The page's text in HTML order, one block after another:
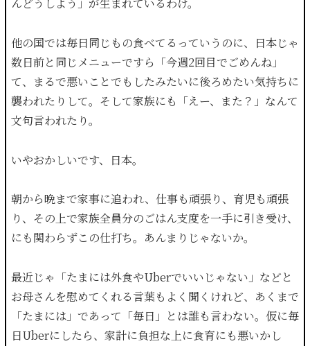
他の国では毎日同じもの食べてるっていうのに、日本じゃ
数日前と同じメニューですら「今週2回目でごめんね」
て、まるで悪いことでもしたみたいに後ろめたい気持ちに
襲われたりして。そして家族にも「えー、また？」なんて
文句言われたり。
いやおかしいです、日本。
朝から晩まで家事に追われ、仕事も頑張り、育児も頑張
り、その上で家族全員分のごはん支度を一手に引き受け、
にも関わらずこの仕打ち。あんまりじゃないか。
最近じゃ「たまには外食やUberでいいじゃない」などと
お母さんを慰めてくれる言葉もよく聞くけれど、あくまで
「たまには」であって「毎日」とは誰も言わない。仮に毎
日Uberにしたら、家計に負担な上に食育にも悪いかし